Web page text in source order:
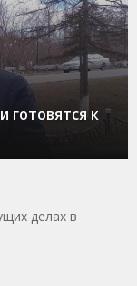
готовятся к
делах в